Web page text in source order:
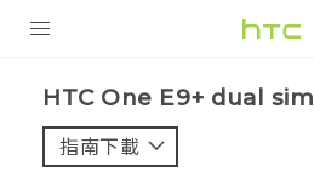
VIVE
HTC One E9+ dual sim‎
指南下載